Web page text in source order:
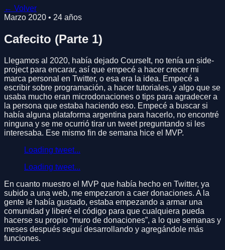
← Volver
Marzo 2020 • 24 años
Cafecito (Parte 1)
Llegamos al 2020, había dejado CourseIt, no tenía un side-
project para encarar, así que empecé a hacer crecer mi
marca personal en Twitter, o esa era la idea. Empecé a
escribir sobre programación, a hacer tutoriales, y algo que se
usaba mucho eran microdonaciones o tips para agradecer a
la persona que estaba haciendo eso. Empecé a buscar si
había alguna plataforma argentina para hacerlo, no encontré
ninguna y se me ocurrió tirar un tweet preguntando si les
interesaba. Ese mismo fin de semana hice el MVP.
Loading tweet...
Loading tweet...
En cuanto muestro el MVP que había hecho en Twitter, ya
subido a una web, me empezaron a caer donaciones. A la
gente le había gustado, estaba empezando a armar una
comunidad y liberé el código para que cualquiera pueda
hacerse su propio “muro de donaciones”, a lo que semanas y
meses después seguí desarrollando y agregándole más
funciones.